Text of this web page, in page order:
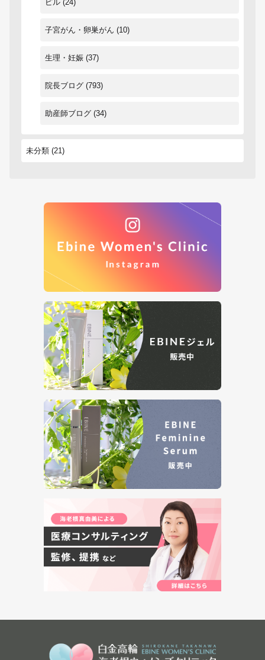
ピル (24)
子宮がん・卵巣がん (10)
生理・妊娠 (37)
院長ブログ (793)
助産師ブログ (34)
未分類 (21)